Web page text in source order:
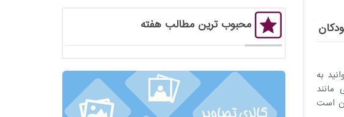
به
است
محبوب ترین مطالب هفته